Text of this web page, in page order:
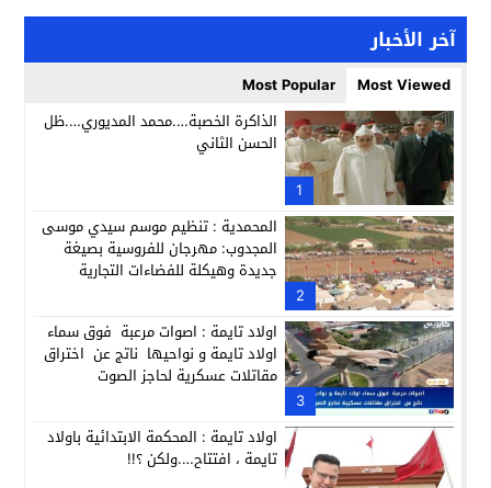
11:33 كمال محرر يقود استئنافية تارودانت: مسار قضائي راسخ ورؤية
حبشان وكيلاً عاماً بتارودانت: ترقية جديدة في الحركة القضائية
21:28 حزب الديمقراطيين الجدد يؤسس منظمتي شباب ونساء الصحراء
13:37 عطش أولاد تايمة وسياسة “الحبة والقبة”: هل أصبح الماء إنجازاً
12:25 انطلاق فعاليات الدورة 12 لمعرض المنتوجات المحلية بأكادير SIPTA (فيديو)
آخر الأخبار
Most Viewed
Most Popular
1
الذاكرة الخصبة….محمد المديوري….ظل
الحسن الثاني
2
المحمدية : تنظيم موسم سيدي موسى
المجدوب: مهرجان للفروسية بصيغة
جديدة وهيكلة للفضاءات التجارية
3
اولاد تايمة : اصوات مرعبة فوق سماء
اولاد تايمة و نواحيها ناتج عن اختراق
مقاتلات عسكرية لحاجز الصوت
اولاد تايمة : المحكمة الابتدائية باولاد
تايمة ، افتتاح….ولكن ؟!!